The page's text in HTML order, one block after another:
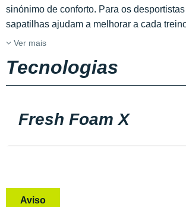
sinónimo de conforto. Para os
sapatilhas ajudam a melhorar a cada
Ver mais
Tecnologias
Fresh Foam X
Aviso